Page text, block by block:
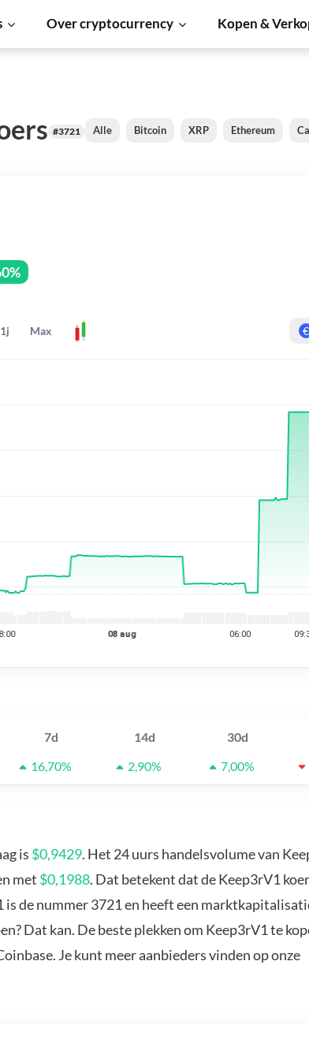
Over cryptocurrency Kopen &
#3721 Alle Bitcoin XRP Ethereum
1j Max €
7d 14d 30d
16,70% 2,90% 7,00%
is $0,9429. Het 24 uurs handelsvolume van
met $0,1988. Dat betekent dat de Keep3rV1
is de nummer 3721 en heeft een
Dat kan. De beste plekken om Keep3rV1 te
Je kunt meer aanbieders vinden op onze